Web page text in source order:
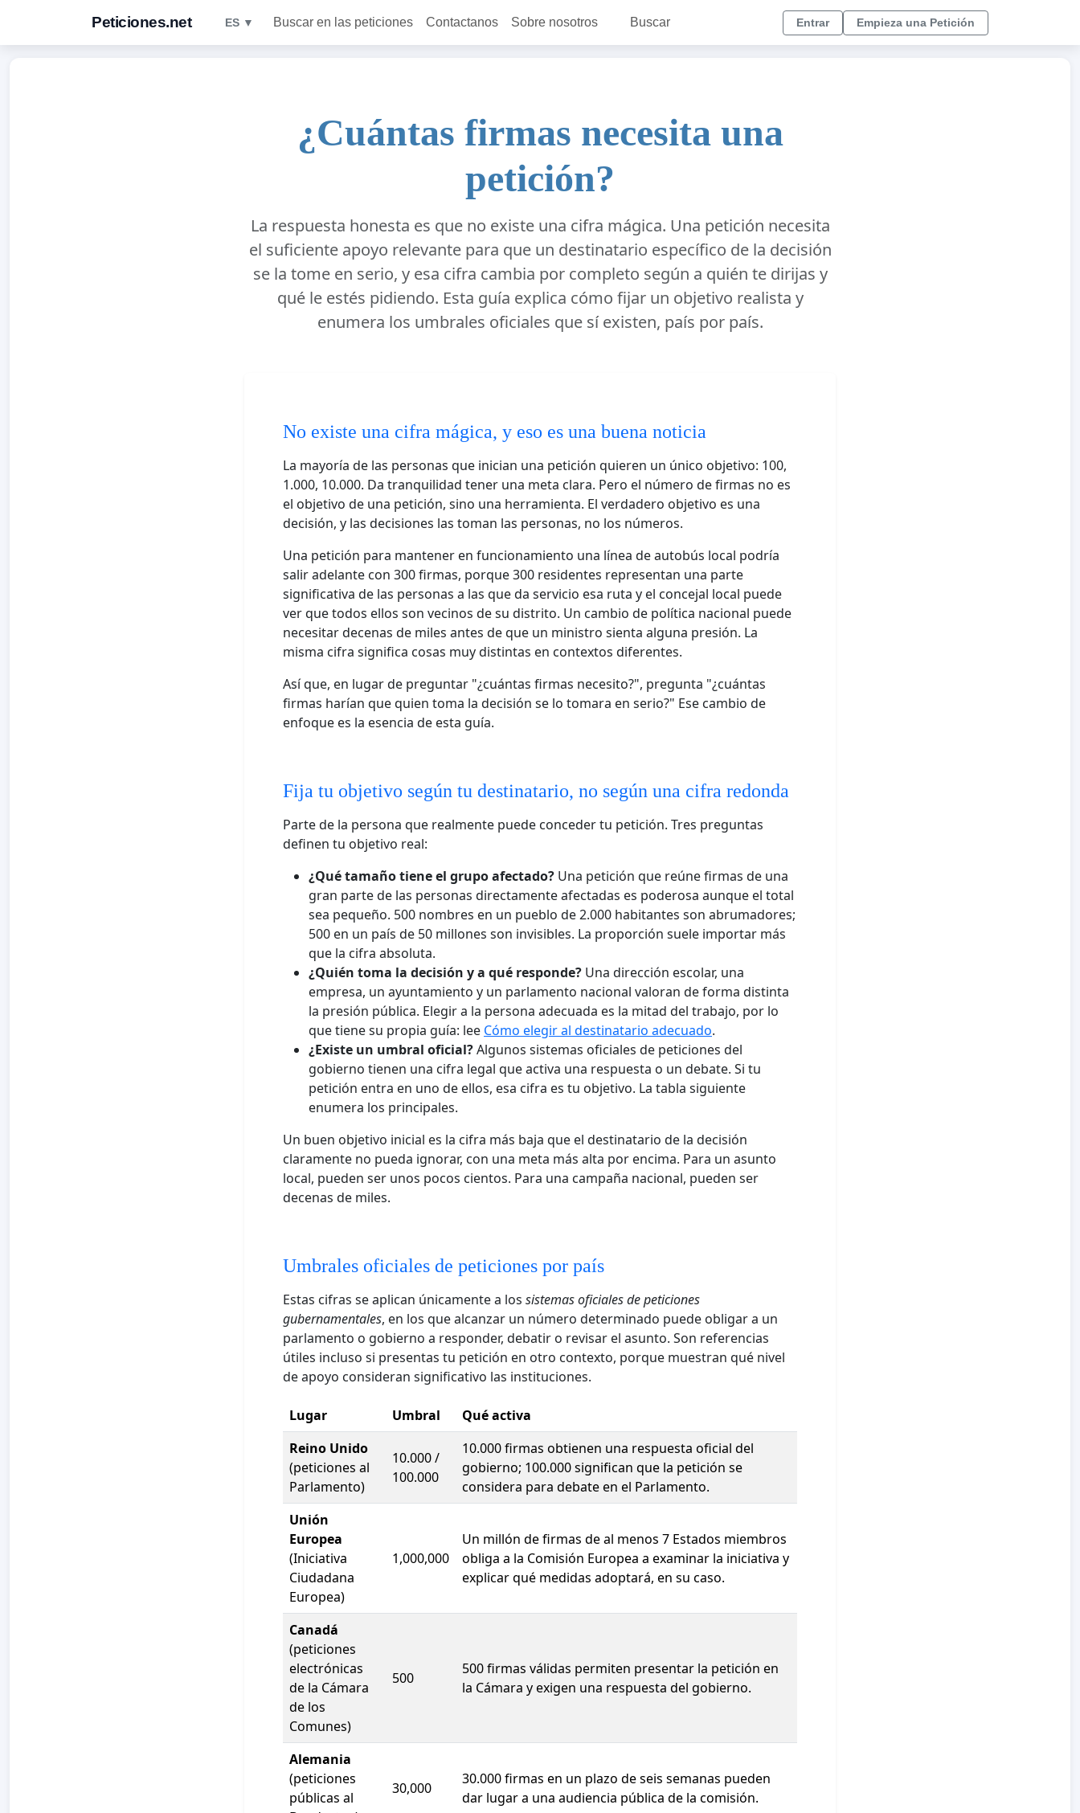
Peticiones.net ES ▼ Buscar en las peticiones Contactanos Sobre nosotros Buscar Entrar Empieza una Petición
¿Cuántas firmas necesita una
petición?
La respuesta honesta es que no existe una cifra mágica. Una petición necesita
el suficiente apoyo relevante para que un destinatario específico de la decisión
se la tome en serio, y esa cifra cambia por completo según a quién te dirijas y
qué le estés pidiendo. Esta guía explica cómo fijar un objetivo realista y
enumera los umbrales oficiales que sí existen, país por país.
No existe una cifra mágica, y eso es una buena noticia
La mayoría de las personas que inician una petición quieren un único objetivo: 100,
1.000, 10.000. Da tranquilidad tener una meta clara. Pero el número de firmas no es
el objetivo de una petición, sino una herramienta. El verdadero objetivo es una
decisión, y las decisiones las toman las personas, no los números.
Una petición para mantener en funcionamiento una línea de autobús local podría
salir adelante con 300 firmas, porque 300 residentes representan una parte
significativa de las personas a las que da servicio esa ruta y el concejal local puede
ver que todos ellos son vecinos de su distrito. Un cambio de política nacional puede
necesitar decenas de miles antes de que un ministro sienta alguna presión. La
misma cifra significa cosas muy distintas en contextos diferentes.
Así que, en lugar de preguntar "¿cuántas firmas necesito?", pregunta "¿cuántas
firmas harían que quien toma la decisión se lo tomara en serio?" Ese cambio de
enfoque es la esencia de esta guía.
Fija tu objetivo según tu destinatario, no según una cifra redonda
Parte de la persona que realmente puede conceder tu petición. Tres preguntas
definen tu objetivo real:
¿Qué tamaño tiene el grupo afectado? Una petición que reúne firmas de una
gran parte de las personas directamente afectadas es poderosa aunque el total
sea pequeño. 500 nombres en un pueblo de 2.000 habitantes son abrumadores;
500 en un país de 50 millones son invisibles. La proporción suele importar más
que la cifra absoluta.
¿Quién toma la decisión y a qué responde? Una dirección escolar, una
empresa, un ayuntamiento y un parlamento nacional valoran de forma distinta
la presión pública. Elegir a la persona adecuada es la mitad del trabajo, por lo
que tiene su propia guía: lee Cómo elegir al destinatario adecuado.
¿Existe un umbral oficial?Algunos sistemas oficiales de peticiones del
gobierno tienen una cifra legal que activa una respuesta o un debate. Si tu
petición entra en uno de ellos, esa cifra es tu objetivo. La tabla siguiente
enumera los principales.
Un buen objetivo inicial es la cifra más baja que el destinatario de la decisión
claramente no pueda ignorar, con una meta más alta por encima. Para un asunto
local, pueden ser unos pocos cientos. Para una campaña nacional, pueden ser
decenas de miles.
Umbrales oficiales de peticiones por país
Estas cifras se aplican únicamente a los sistemas oficiales de peticiones
gubernamentales, en los que alcanzar un número determinado puede obligar a un
parlamento o gobierno a responder, debatir o revisar el asunto. Son referencias
útiles incluso si presentas tu petición en otro contexto, porque muestran qué nivel
de apoyo consideran significativo las instituciones.
Lugar Umbral
Qué activa
Reino Unido
(peticiones al
Parlamento)
10.000 /
100.000
10.000 firmas obtienen una respuesta oficial del
gobierno; 100.000 significan que la petición se
considera para debate en el Parlamento.
Unión
Europea
(Iniciativa
Ciudadana
Europea)
1,000,000
Un millón de firmas de al menos 7 Estados miembros
obliga a la Comisión Europea a examinar la iniciativa y
explicar qué medidas adoptará, en su caso.
Canadá
(peticiones
electrónicas
de la Cámara
de los
Comunes)
500
500 firmas válidas permiten presentar la petición en
la Cámara y exigen una respuesta del gobierno.
Alemania
(peticiones
públicas al
30,000
30.000 firmas en un plazo de seis semanas pueden
dar lugar a una audiencia pública de la comisión.